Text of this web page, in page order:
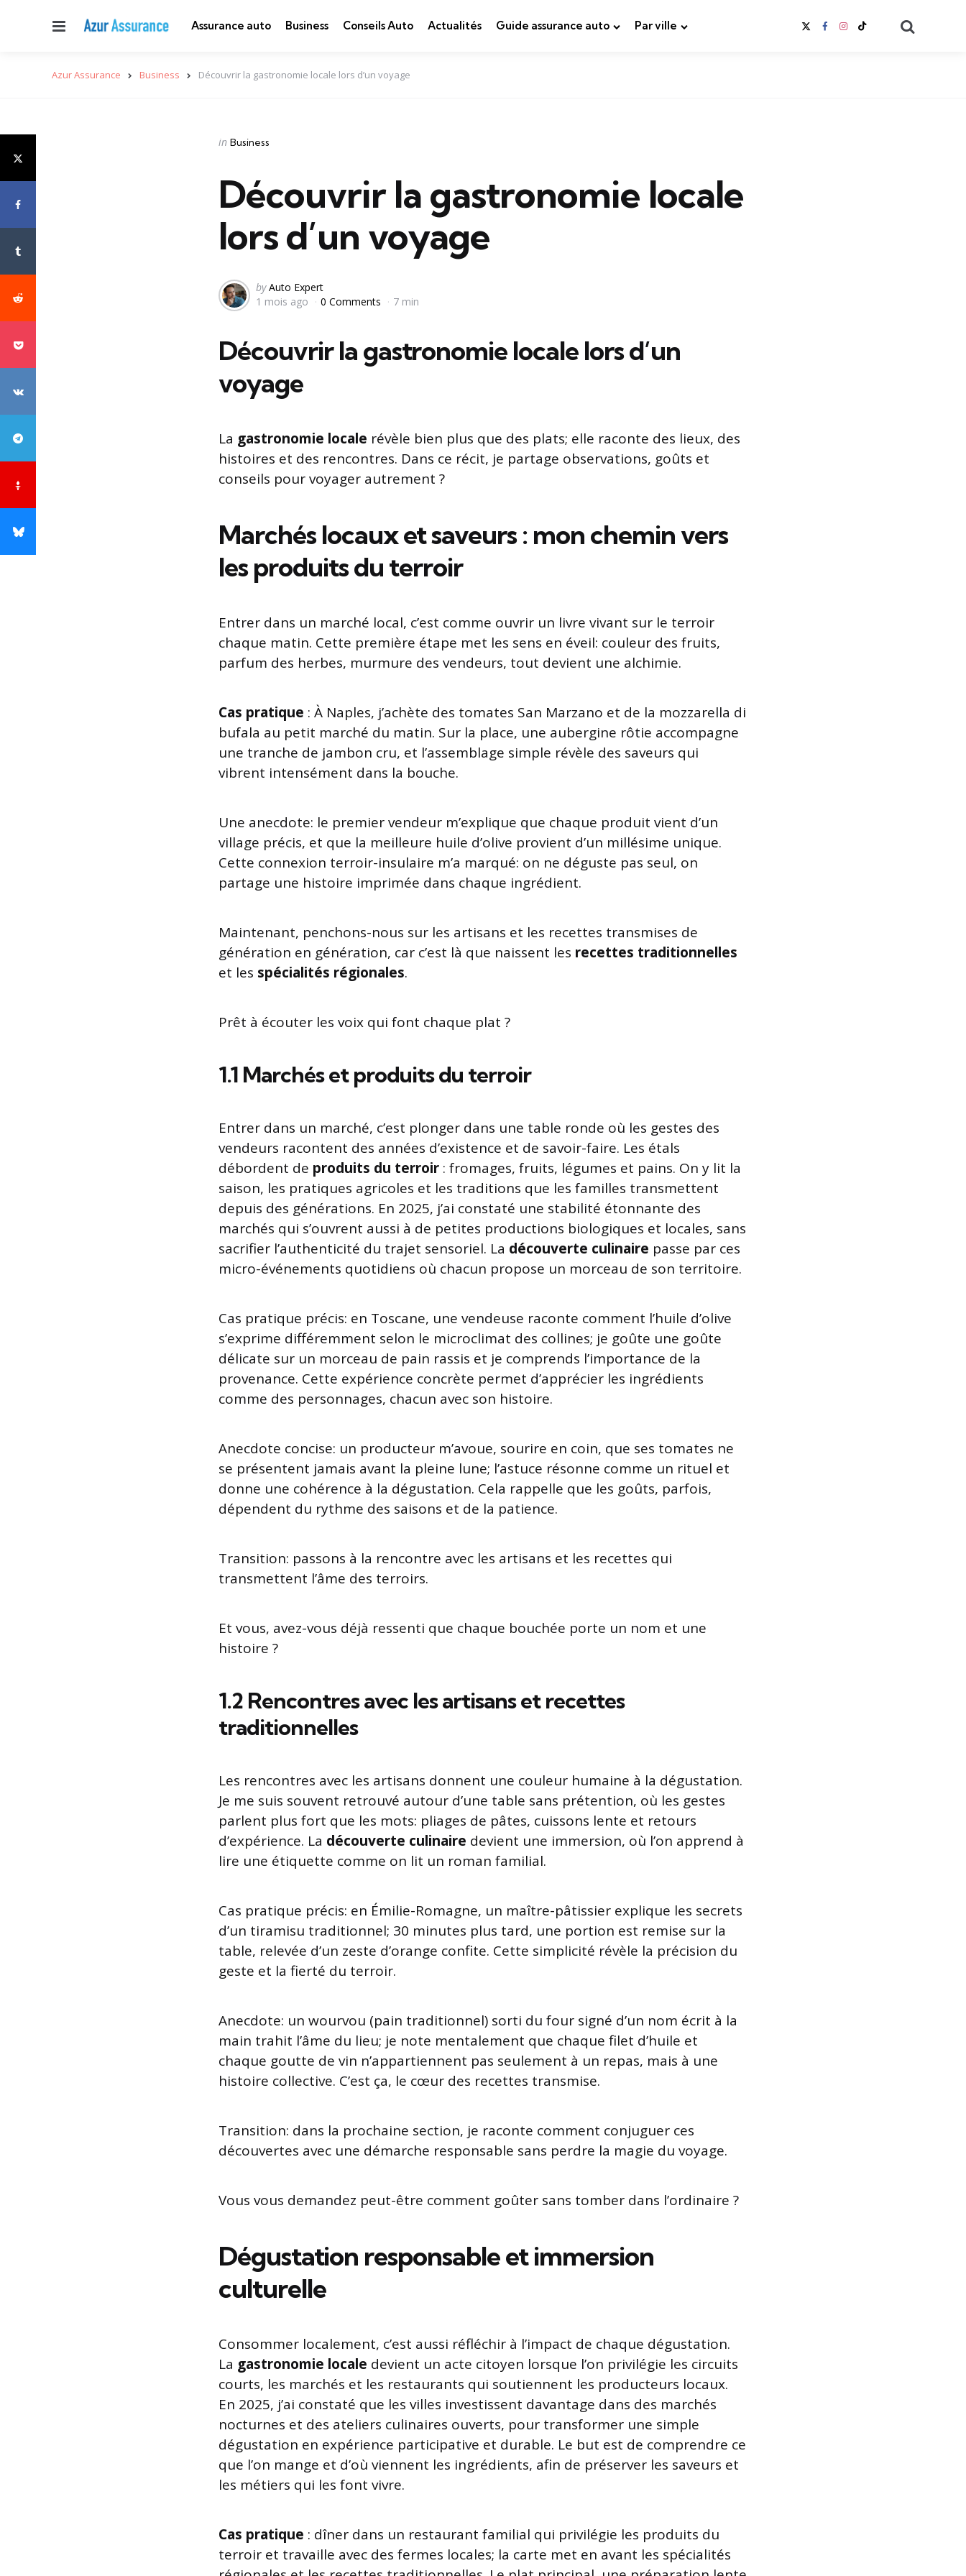
Menu Assurance auto Business Conseils Auto Actualités Guide assurance auto Par ville
Azur Assurance Business Découvrir la gastronomie locale lors d’un voyage
Categories
Posted
in Business
Découvrir la gastronomie locale
lors d’un voyage
Posted
by
by Auto Expert
1 mois ago
0 Comments 7 min
Découvrir la gastronomie locale lors d’un
voyage
La gastronomie locale révèle bien plus que des plats; elle raconte des lieux, des
histoires et des rencontres. Dans ce récit, je partage observations, goûts et
conseils pour voyager autrement ?
Marchés locaux et saveurs : mon chemin vers
les produits du terroir
Entrer dans un marché local, c’est comme ouvrir un livre vivant sur le terroir
chaque matin. Cette première étape met les sens en éveil: couleur des fruits,
parfum des herbes, murmure des vendeurs, tout devient une alchimie.
Cas pratique : À Naples, j’achète des tomates San Marzano et de la mozzarella di
bufala au petit marché du matin. Sur la place, une aubergine rôtie accompagne
une tranche de jambon cru, et l’assemblage simple révèle des saveurs qui
vibrent intensément dans la bouche.
Une anecdote: le premier vendeur m’explique que chaque produit vient d’un
village précis, et que la meilleure huile d’olive provient d’un millésime unique.
Cette connexion terroir-insulaire m’a marqué: on ne déguste pas seul, on
partage une histoire imprimée dans chaque ingrédient.
Maintenant, penchons-nous sur les artisans et les recettes transmises de
génération en génération, car c’est là que naissent les recettes traditionnelles
et les spécialités régionales.
Prêt à écouter les voix qui font chaque plat ?
1.1 Marchés et produits du terroir
Entrer dans un marché, c’est plonger dans une table ronde où les gestes des
vendeurs racontent des années d’existence et de savoir-faire. Les étals
débordent de produits du terroir : fromages, fruits, légumes et pains. On y lit la
saison, les pratiques agricoles et les traditions que les familles transmettent
depuis des générations. En 2025, j’ai constaté une stabilité étonnante des
marchés qui s’ouvrent aussi à de petites productions biologiques et locales, sans
sacrifier l’authenticité du trajet sensoriel. La découverte culinaire passe par ces
micro-événements quotidiens où chacun propose un morceau de son territoire.
Cas pratique précis: en Toscane, une vendeuse raconte comment l’huile d’olive
s’exprime différemment selon le microclimat des collines; je goûte une goûte
délicate sur un morceau de pain rassis et je comprends l’importance de la
provenance. Cette expérience concrète permet d’apprécier les ingrédients
comme des personnages, chacun avec son histoire.
Anecdote concise: un producteur m’avoue, sourire en coin, que ses tomates ne
se présentent jamais avant la pleine lune; l’astuce résonne comme un rituel et
donne une cohérence à la dégustation. Cela rappelle que les goûts, parfois,
dépendent du rythme des saisons et de la patience.
Transition: passons à la rencontre avec les artisans et les recettes qui
transmettent l’âme des terroirs.
Et vous, avez-vous déjà ressenti que chaque bouchée porte un nom et une
histoire ?
1.2 Rencontres avec les artisans et recettes
traditionnelles
Les rencontres avec les artisans donnent une couleur humaine à la dégustation.
Je me suis souvent retrouvé autour d’une table sans prétention, où les gestes
parlent plus fort que les mots: pliages de pâtes, cuissons lente et retours
d’expérience. La découverte culinaire devient une immersion, où l’on apprend à
lire une étiquette comme on lit un roman familial.
Cas pratique précis: en Émilie-Romagne, un maître-pâtissier explique les secrets
d’un tiramisu traditionnel; 30 minutes plus tard, une portion est remise sur la
table, relevée d’un zeste d’orange confite. Cette simplicité révèle la précision du
geste et la fierté du terroir.
Anecdote: un wourvou (pain traditionnel) sorti du four signé d’un nom écrit à la
main trahit l’âme du lieu; je note mentalement que chaque filet d’huile et
chaque goutte de vin n’appartiennent pas seulement à un repas, mais à une
histoire collective. C’est ça, le cœur des recettes transmise.
Transition: dans la prochaine section, je raconte comment conjuguer ces
découvertes avec une démarche responsable sans perdre la magie du voyage.
Vous vous demandez peut-être comment goûter sans tomber dans l’ordinaire ?
Dégustation responsable et immersion
culturelle
Consommer localement, c’est aussi réfléchir à l’impact de chaque dégustation.
La gastronomie locale devient un acte citoyen lorsque l’on privilégie les circuits
courts, les marchés et les restaurants qui soutiennent les producteurs locaux.
En 2025, j’ai constaté que les villes investissent davantage dans des marchés
nocturnes et des ateliers culinaires ouverts, pour transformer une simple
dégustation en expérience participative et durable. Le but est de comprendre ce
que l’on mange et d’où viennent les ingrédients, afin de préserver les saveurs et
les métiers qui les font vivre.
Cas pratique : dîner dans un restaurant familial qui privilégie les produits du
terroir et travaille avec des fermes locales; la carte met en avant les spécialités